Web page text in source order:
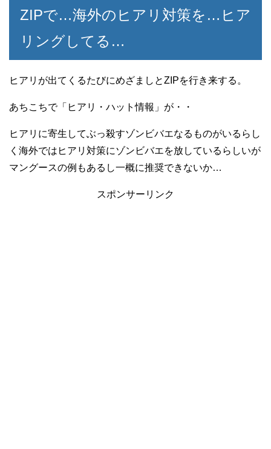
ZIPで…海外のヒアリ対策を…ヒア
リングしてる…
ヒアリが出てくるたびにめざましとZIPを行き来する。
あちこちで「ヒアリ・ハット情報」が・・
ヒアリに寄生してぶっ殺すゾンビバエなるものがいるらし
く海外ではヒアリ対策にゾンビバエを放しているらしいが
マングースの例もあるし一概に推奨できないか…
スポンサーリンク